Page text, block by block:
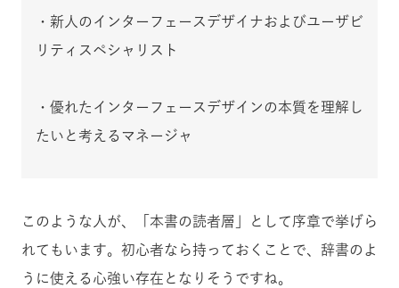
・新人のインターフェースデザイナおよびユーザビ
リティスペシャリスト
・優れたインターフェースデザインの本質を理解し
たいと考えるマネージャ
このような人が、「本書の読者層」として序章で挙げら
れてもいます。 初心者なら持っておくことで、辞書のよ
うに使える心強い存在となりそうですね。